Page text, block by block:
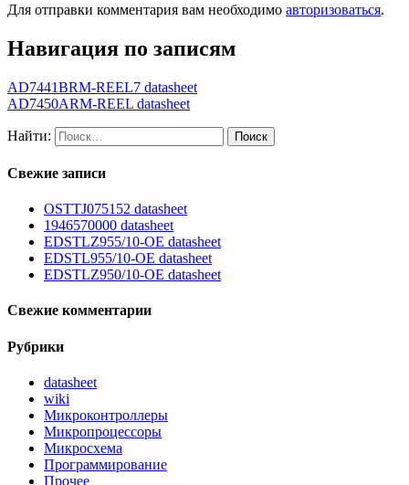
Для отправки комментария вам необходимо авторизоваться.
Навигация по записям
AD7441BRM-REEL7 datasheet
AD7450ARM-REEL datasheet
Найти:
Свежие записи
OSTTJ075152 datasheet
1946570000 datasheet
EDSTLZ955/10-OE datasheet
EDSTL955/10-OE datasheet
EDSTLZ950/10-OE datasheet
Свежие комментарии
Рубрики
datasheet
wiki
Микроконтроллеры
Микропроцессоры
Микросхема
Программирование
Прочее